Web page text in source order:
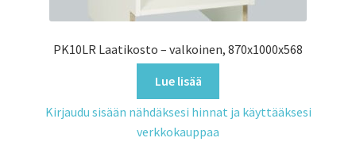
PK10LR Laatikosto – valkoinen, 870x1000x568
Lue lisää
Kirjaudu sisään nähdäksesi hinnat ja käyttääksesi
verkkokauppaa